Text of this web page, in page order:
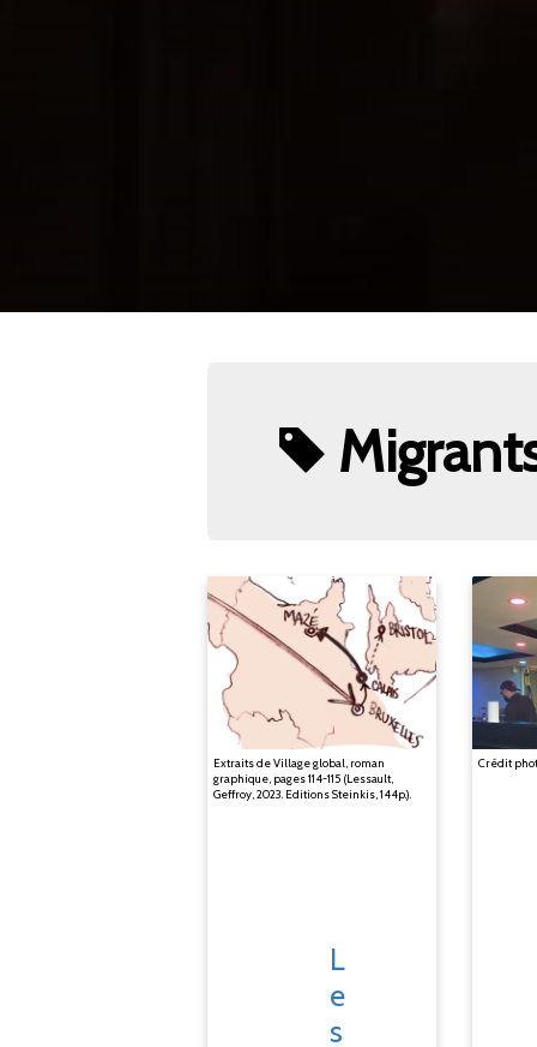
Extraits de Village global, roman
graphique, pages 114-115 (Lessault,
Geffroy, 2023. Editions Steinkis, 144p.).
L
e
s
Crédit